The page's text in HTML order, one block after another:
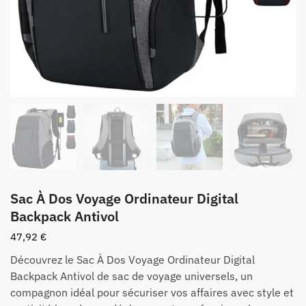
Sac À Dos Voyage Ordinateur Digital
Backpack Antivol
47,92 €
Découvrez le Sac À Dos Voyage Ordinateur Digital
Backpack Antivol de sac de voyage universels, un
compagnon idéal pour sécuriser vos affaires avec style et